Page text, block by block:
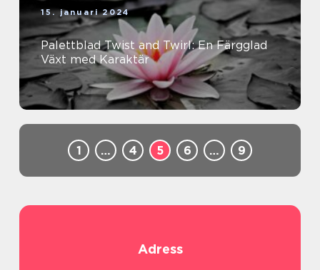
15. januari 2024
Palettblad Twist and Twirl: En Färgglad
Växt med Karaktär
1 … 4 5 6 … 9
Adress